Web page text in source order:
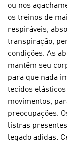
ou nos
os treinos de
respiráveis,
transpiração,
condições. As
mantêm seu
para que nada
tecidos
movimentos,
preocupações.
listras
legado adidas.